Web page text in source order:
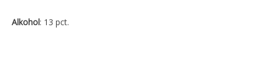
Alkohol: 13 pct.